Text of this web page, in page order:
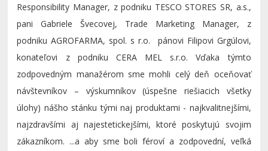
Responsibility Manager, z podniku TESCO STORES SR, a.s.,
pani Gabriele Švecovej, Trade Marketing Manager, z
podniku AGROFARMA, spol. s r.o. pánovi Filipovi Grgúlovi,
konateľovi z podniku CERA MEL s.r.o. Vďaka týmto
zodpovedným manažérom sme mohli celý deň oceňovať
návštevníkov – výskumníkov (úspešne riešiacich všetky
úlohy) nášho stánku tými naj produktami - najkvalitnejšími,
najzdravšími aj najestetickejšími, ktoré poskytujú svojim
zákazníkom. ...a aby sme boli féroví a zodpovední, veľká